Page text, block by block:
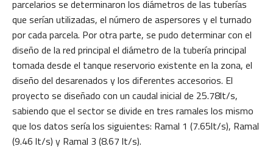
parcelarios se determinaron los diámetros de las tuberías
que serían utilizadas, el número de aspersores y el turnado
por cada parcela. Por otra parte, se pudo determinar con el
diseño de la red principal el diámetro de la tubería principal
tomada desde el tanque reservorio existente en la zona, el
diseño del desarenados y los diferentes accesorios. El
proyecto se diseñado con un caudal inicial de 25.78lt/s,
sabiendo que el sector se divide en tres ramales los mismo
que los datos sería los siguientes: Ramal 1 (7.65lt/s), Ramal
(9.46 lt/s) y Ramal 3 (8.67 lt/s).